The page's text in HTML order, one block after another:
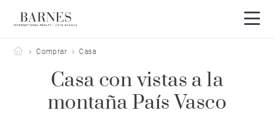
Barnes Côte Basque
Comprar Casa
Casa con vistas a la
montaña País Vasco